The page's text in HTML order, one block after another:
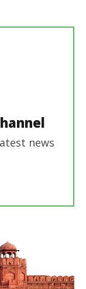
news